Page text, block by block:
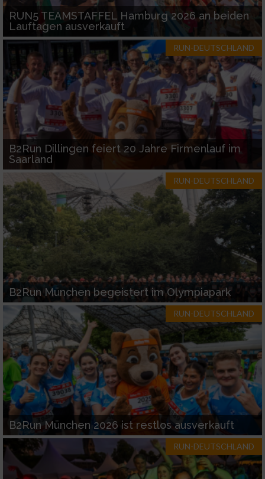
RUN5 TEAMSTAFFEL Hamburg 2026 an beiden
Lauftagen ausverkauft
RUN-DEUTSCHLAND
B2Run Dillingen feiert 20 Jahre Firmenlauf im
Saarland
RUN-DEUTSCHLAND
B2Run München begeistert im Olympiapark
RUN-DEUTSCHLAND
B2Run München 2026 ist restlos ausverkauft
RUN-DEUTSCHLAND